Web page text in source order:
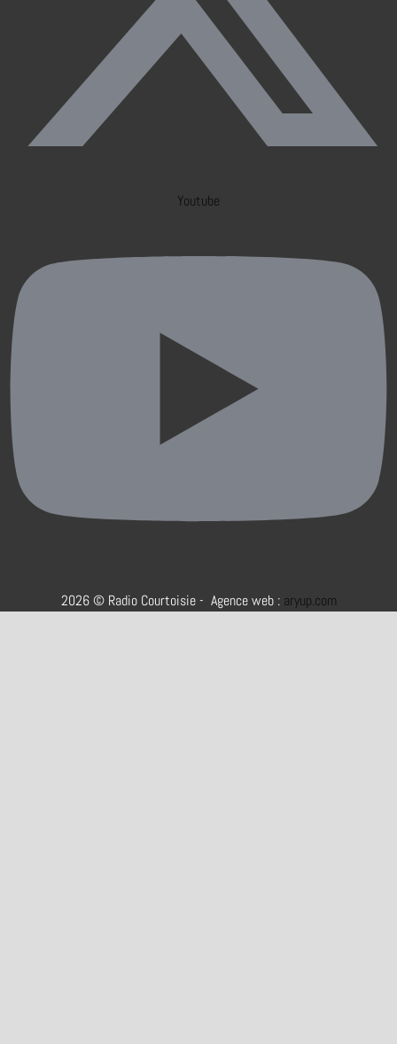
Youtube
2026 © Radio Courtoisie - Agence web : aryup.com